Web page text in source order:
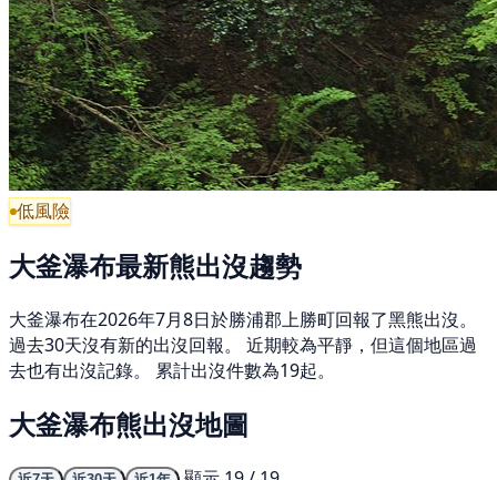
低風險
大釜瀑布最新熊出沒趨勢
大釜瀑布在2026年7月8日於勝浦郡上勝町回報了黑熊出沒。
過去30天沒有新的出沒回報。 近期較為平靜，但這個地區過
去也有出沒記錄。 累計出沒件數為19起。
大釜瀑布熊出沒地圖